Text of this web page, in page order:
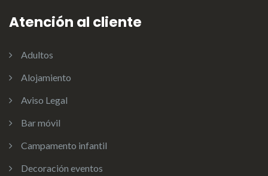
Atención al cliente
Adultos
Alojamiento
Aviso Legal
Bar móvil
Campamento infantil
Decoración eventos